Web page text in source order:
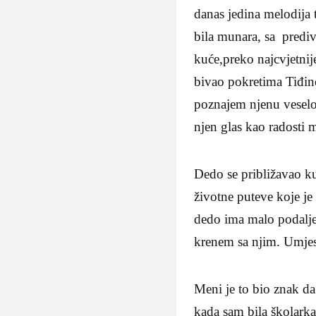
danas jedina
bila munara, sa
kuće,preko
bivao pokretima
poznajem njenu
njen glas kao radosti
Dedo se približavao
životne puteve koje
dedo ima malo
krenem sa njim.
Meni je to bio znak
kada sam bila